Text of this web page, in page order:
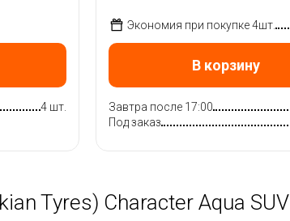
4 шт.
Экономия при покупке 4шт.
В корзину
Завтра после 17:00
Под заказ
Tyres) Character Aqua SUV